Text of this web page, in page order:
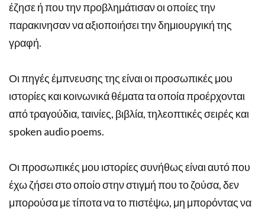
έζησε ή που την προβλημάτισαν οι οποίες την
παρακινησαν να αξιοποιήσει την δημιουργική της
γραφή.
Οι πηγές έμπνευσης της είναι οι προσωπικές μου
ιστορίες και κοινωνικά θέματα τα οποία προέρχονται
από τραγούδια, ταινίες, βιβλία, τηλεοπτικές σειρές και
spoken audio poems.
Οι προσωπικές μου ιστορίες συνήθως είναι αυτό που
έχω ζήσει στο οποίο στην στιγμή που το ζούσα, δεν
μπορούσα με τίποτα να το πιστέψω, μη μπορόντας να